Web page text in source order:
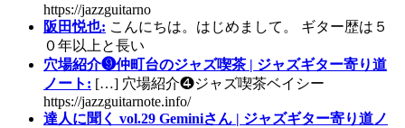
https://jazzguitarno
阪田悦也: こんにちは。はじめまして。 ギター歴は５
０年以上と長い
穴場紹介❾仲町台のジャズ喫茶 | ジャズギター寄り道
ノート: […] 穴場紹介❹ジャズ喫茶ベイシー
https://jazzguitarnote.info/
達人に聞く vol.29 Geminiさん | ジャズギター寄り道ノ